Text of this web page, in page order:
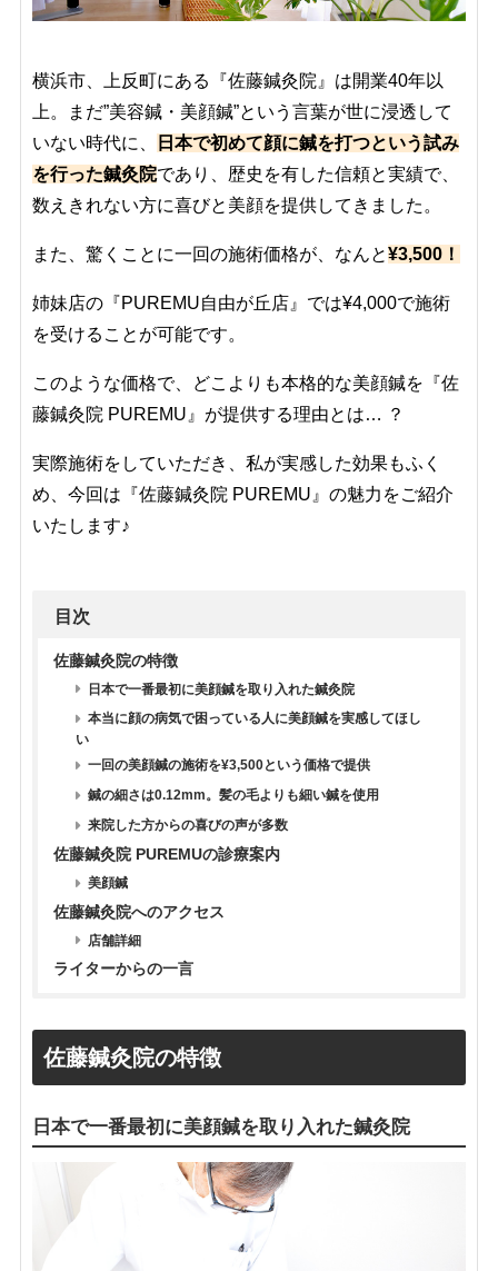
横浜市、上反町にある『佐藤鍼灸院』は開業40年以
上。まだ”美容鍼・美顔鍼”という言葉が世に浸透して
いない時代に、
日本で初めて顔に鍼を打つという試み
を行った鍼灸院であり、歴史を有した信頼と実績で、
数えきれない方に喜びと美顔を提供してきました。
また、驚くことに一回の施術価格が、なんと¥3,500！
姉妹店の『PUREMU自由が丘店』では¥4,000で施術
を受けることが可能です。
このような価格で、どこよりも本格的な美顔鍼を『佐
藤鍼灸院 PUREMU』が提供する理由とは… ？
実際施術をしていただき、私が実感した効果もふく
め、今回は『佐藤鍼灸院 PUREMU』の魅力をご紹介
いたします♪
目次
佐藤鍼灸院の特徴
日本で一番最初に美顔鍼を取り入れた鍼灸院
本当に顔の病気で困っている人に美顔鍼を実感してほし
い
一回の美顔鍼の施術を¥3,500という価格で提供
鍼の細さは0.12mm。髪の毛よりも細い鍼を使用
来院した方からの喜びの声が多数
佐藤鍼灸院 PUREMUの診療案内
美顔鍼
佐藤鍼灸院へのアクセス
店舗詳細
ライターからの一言
佐藤鍼灸院の特徴
日本で一番最初に美顔鍼を取り入れた鍼灸院